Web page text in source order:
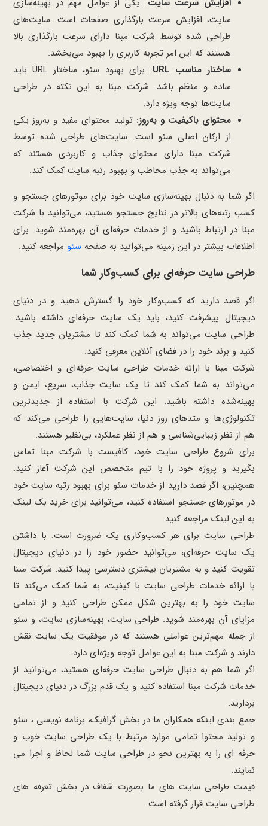
سایت، افزایش سرعت بارگذاری صفحات است. سایت‌های
طراحی شده توسط شرکت مبنا دارای سرعت بارگذاری بالا
هستند که این امر تجربه کاربری را بهبود می‌بخشد.
ساختار مناسب URL
: برای بهبود سئو، ساختار URL باید
ساده و منظم باشد. شرکت مبنا به این نکته در طراحی
سایت‌ها توجه ویژه دارد.
محتوای باکیفیت و به‌روز: تولید محتوای مفید و به‌روز یکی
از ارکان اصلی سئو است. سایت‌های طراحی شده توسط
شرکت مبنا دارای محتوای جذاب و کاربردی هستند که
می‌تواند به جذب مخاطب و بهبود رتبه سایت کمک کند.
اگر شما به دنبال بهینه‌سازی سایت خود برای موتورهای جستجو و
کسب رتبه‌های بالاتر در نتایج جستجو هستید، می‌توانید با شرکت
مبنا در ارتباط باشید و از خدمات حرفه‌ای آن بهره‌مند شوید. برای
اطلاعات بیشتر در این زمینه می‌توانید به صفحه سئو مراجعه کنید.
طراحی سایت حرفه‌ای برای کسب‌وکار شما
اگر قصد دارید که کسب‌وکار خود را گسترش دهید و در دنیای
دیجیتال پیشرفت کنید، باید یک سایت حرفه‌ای داشته باشید.
طراحی سایت می‌تواند به شما کمک کند تا مشتریان جدید جذب
کنید و برند خود را در فضای آنلاین معرفی کنید.
شرکت مبنا با ارائه خدمات طراحی سایت حرفه‌ای و اختصاصی،
می‌تواند به شما کمک کند تا یک سایت جذاب، سریع، ایمن و
بهینه‌شده داشته باشید. این شرکت با استفاده از جدیدترین
تکنولوژی‌ها و متدهای روز دنیا، سایت‌هایی را طراحی می‌کند که
هم از نظر زیبایی‌شناسی و هم از نظر عملکرد، بی‌نظیر هستند.
برای شروع طراحی سایت خود، کافیست با شرکت مبنا تماس
بگیرید و پروژه خود را با تیم متخصص این شرکت آغاز کنید.
همچنین، اگر قصد دارید از خدمات سئو برای بهبود رتبه سایت خود
در موتورهای جستجو استفاده کنید، می‌توانید برای خرید بک لینک
به این لینک مراجعه کنید.
طراحی سایت برای هر کسب‌وکاری یک ضرورت است. با داشتن
یک سایت حرفه‌ای، می‌توانید حضور خود را در دنیای دیجیتال
تقویت کنید و به مشتریان بیشتری دسترسی پیدا کنید. شرکت مبنا
با ارائه خدمات طراحی سایت با کیفیت، به شما کمک می‌کند تا
سایت خود را به بهترین شکل ممکن طراحی کنید و از تمامی
مزایای آن بهره‌مند شوید. طراحی سایت، بهینه‌سازی سایت، و سئو
از جمله مهم‌ترین عواملی هستند که در موفقیت یک سایت نقش
دارند و شرکت مبنا به این عوامل توجه ویژه‌ای دارد.
اگر شما هم به دنبال طراحی سایت حرفه‌ای هستید، می‌توانید از
خدمات شرکت مبنا استفاده کنید و یک قدم بزرگ در دنیای دیجیتال
بردارید.
جمع بندی اینکه همکاران ما در بخش گرافیک، برنامه نویسی ، سئو
و تولید محتوا تمامی موارد مرتبط با یک طراحی سایت خوب و
حرفه ای را به بهترین نحو در طراحی سایت شما لحاظ و اجرا می
نمایند.
قیمت طراحی سایت های ما بصورت شفاف در بخش تعرفه های
طراحی سایت قرار گرفته است.